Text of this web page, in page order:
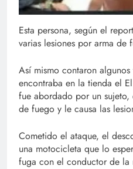
Esta persona, según el
varias lesiones por arma de
Así mismo contaron
encontraba en la tienda el
fue abordado por un sujeto,
de fuego y le causa las
Cometido el ataque, el
una motocicleta que lo
fuga con el conductor de la